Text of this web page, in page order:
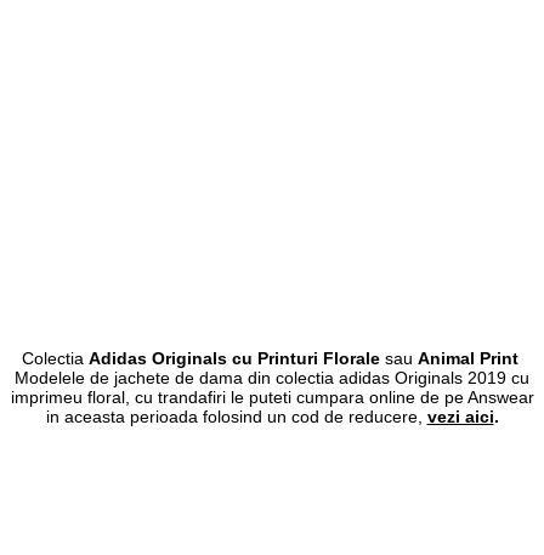
Colectia Adidas Originals cu Printuri Floralesau Animal Print
Modelele de jachete de dama din colectia adidas Originals 2019 cu
imprimeu floral, cu trandafiri le puteti cumpara online de pe Answear
in aceasta perioada folosind un cod de reducere, vezi aici.